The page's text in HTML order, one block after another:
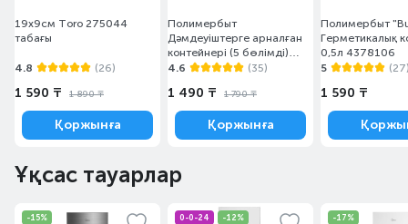
19х9см Toro 275044
табағы
4.8 (26)
1 590 ₸ 1 890 ₸
Қоржынға
Полимербыт
Дәмдеуіштерге арналған
контейнері (5 бөлімді)
4336800
4.6 (35)
1 490 ₸ 1 790 ₸
Қоржынға
Полимербыт
Герметикалық
0,5л 4378106
5
1 590 ₸
Ұқсас тауарлар
-15% 0-0-24 -12% -17%